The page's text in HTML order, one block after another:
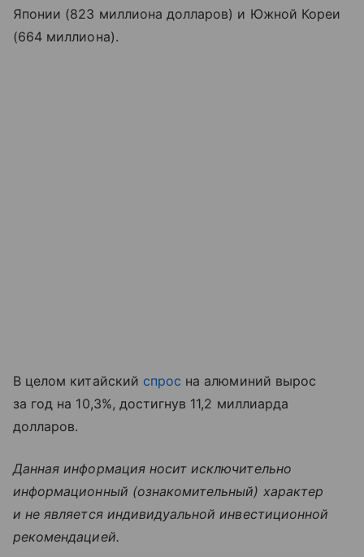
Японии (823 миллиона долларов) и Южной Кореи
(664 миллиона).
В целом китайский спрос на алюминий вырос
за год на 10,3%, достигнув 11,2 миллиарда
долларов.
Данная информация носит исключительно
информационный (ознакомительный) характер
и не является индивидуальной инвестиционной
рекомендацией.